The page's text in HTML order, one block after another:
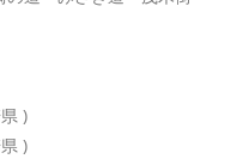
)
)